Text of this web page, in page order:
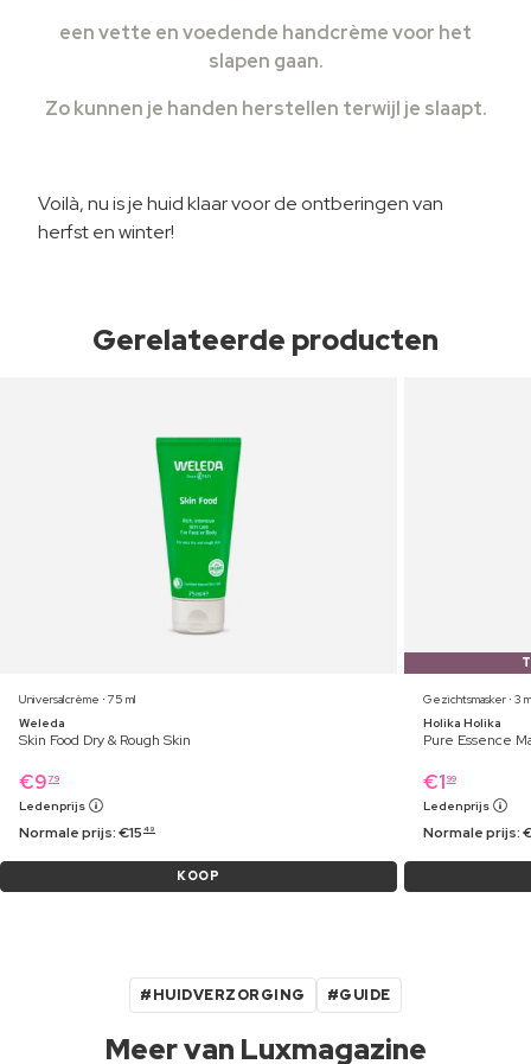
een vette en voedende handcrème voor het
slapen gaan.
Zo kunnen je handen herstellen terwijl je slaapt.
Voilà, nu is je huid klaar voor de ontberingen van
herfst en winter!
Gerelateerde producten
Universalcrème ⋅ 75 ml
Weleda
Skin Food Dry & Rough Skin
€9 79
Ledenprijs
Normale prijs:€15 49
KOOP
Gezichtsmasker ⋅ 3
Holika Holika
Pure Essence
€1 99
Ledenprijs
Normale prijs:
#HUIDVERZORGING #GUIDE
Meer van Luxmagazine